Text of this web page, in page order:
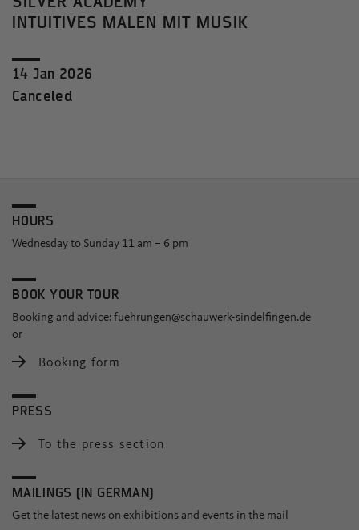
INTUITIVES MALEN MIT MUSIK
14 Jan 2026
Canceled
HOURS
Wednesday to Sunday 11 am – 6 pm
BOOK YOUR TOUR
Booking and advice: fuehrungen@schauwerk-sindelfingen.de
or
Booking form
PRESS
To the press section
MAILINGS (IN GERMAN)
Get the latest news on exhibitions and events in the mail